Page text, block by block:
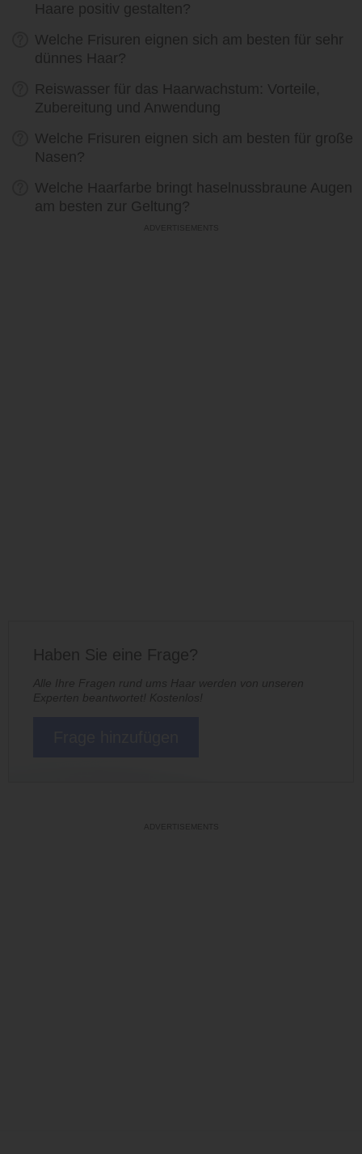
Haare positiv gestalten?
Welche Frisuren eignen sich am besten für sehr
dünnes Haar?
Reiswasser für das Haarwachstum: Vorteile,
Zubereitung und Anwendung
Welche Frisuren eignen sich am besten für große
Nasen?
Welche Haarfarbe bringt haselnussbraune Augen
am besten zur Geltung?
Haben Sie eine Frage?
Alle Ihre Fragen rund ums Haar werden von unseren
Experten beantwortet! Kostenlos!